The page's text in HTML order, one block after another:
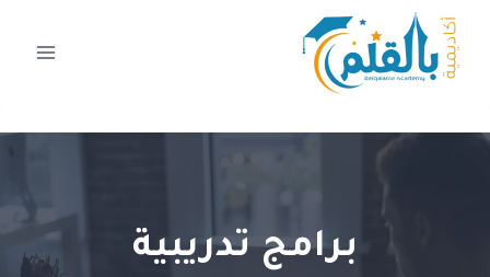
التجاوز
المحتوى
برامج تدريبية